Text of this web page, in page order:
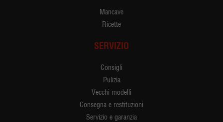
Mancave
Ricette
SERVIZIO
Consigli
Pulizia
Vecchi modelli
Consegna e restituzioni
Servizio e garanzia